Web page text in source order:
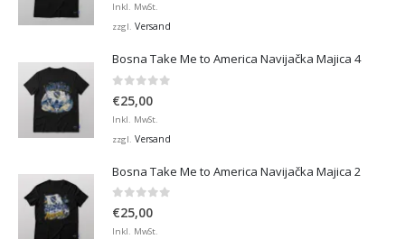
Inkl. MwSt.
zzgl. Versand
Bosna Take Me to America Navijačka Majica 4
€25,00
Inkl. MwSt.
zzgl. Versand
Bosna Take Me to America Navijačka Majica 2
0 von 5
€25,00
Inkl. MwSt.